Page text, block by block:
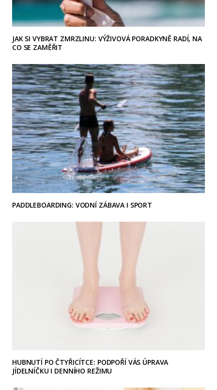
JAK SI VYBRAT ZMRZLINU: VÝŽIVOVÁ PORADKYNĚ RADÍ, NA
CO SE ZAMĚŘIT
PADDLEBOARDING: VODNÍ ZÁBAVA I SPORT
HUBNUTÍ PO ČTYŘICÍTCE: PODPOŘÍ VÁS ÚPRAVA
JÍDELNÍČKU I DENNÍHO REŽIMU